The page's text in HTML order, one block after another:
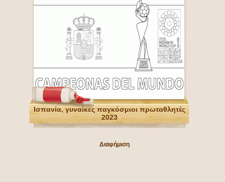
Ισπανία, γυναίκες παγκόσμιοι πρωταθλητές
2023
Διαφήμιση